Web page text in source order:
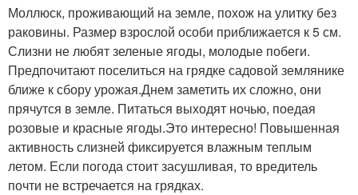
Моллюск, проживающий на земле, похож на улитку без
раковины. Размер взрослой особи приближается к 5 см.
Слизни не любят зеленые ягоды, молодые побеги.
Предпочитают поселиться на грядке садовой землянике
ближе к сбору урожая.Днем заметить их сложно, они
прячутся в земле. Питаться выходят ночью, поедая
розовые и красные ягоды.Это интересно! Повышенная
активность слизней фиксируется влажным теплым
летом. Если погода стоит засушливая, то вредитель
почти не встречается на грядках.